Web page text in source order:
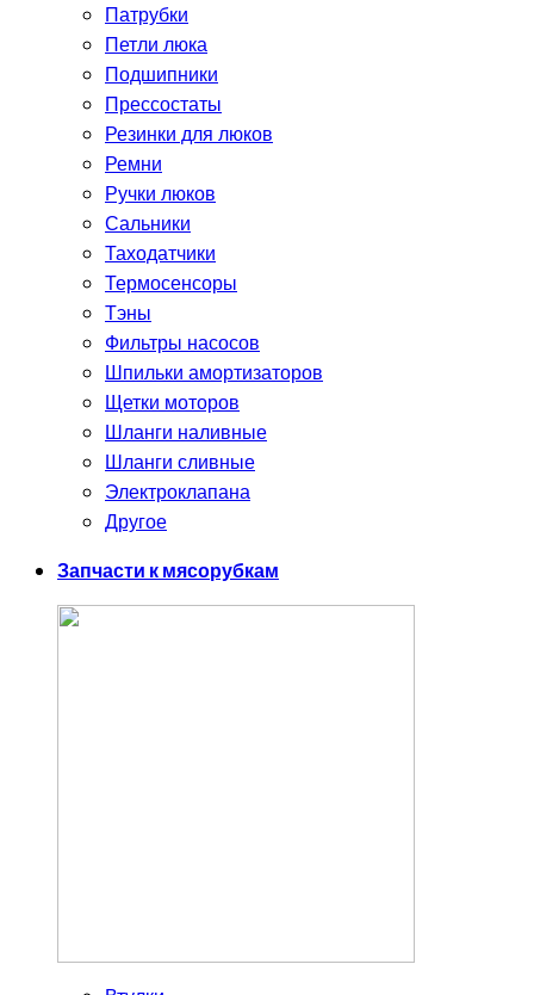
Патрубки
Петли люка
Подшипники
Прессостаты
Резинки для люков
Ремни
Ручки люков
Сальники
Таходатчики
Термосенсоры
Тэны
Фильтры насосов
Шпильки амортизаторов
Щетки моторов
Шланги наливные
Шланги сливные
Электроклапана
Другое
Запчасти к мясорубкам